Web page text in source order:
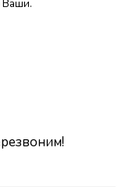
Ваши.